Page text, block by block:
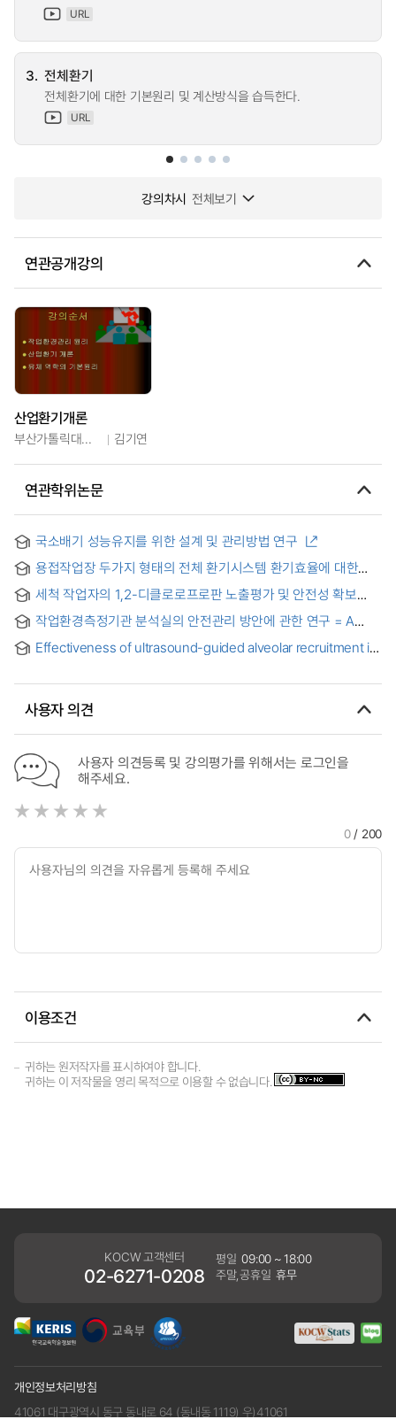
URL
3. 전체환기
전체환기에 대한 기본원리 및 계산방식을 습득한다.
URL
강의차시 전체보기
연관공개강의
산업환기개론
부산가톨릭대학교 김기연
연관학위논문
국소배기 성능유지를 위한 설계 및 관리방법 연구
용접작업장 두가지 형태의 전체 환기시스템 환기효율에 대한
세척 작업자의 1,2-디클로로프로판 노출평가 및 안전성 확보
dichloropropane for cleaning workers
작업환경측정기관 분석실의 안전관리 방안에 관한 연구 = A
environment measurement organization analytical
Effectiveness of ultrasound-guided alveolar recruitment in
사용자 의견
사용자 의견등록 및 강의평가를 위해서는 로그인을
해주세요.
0/ 200
이용조건
귀하는 원저작자를 표시하여야 합니다.
귀하는 이 저작물을 영리 목적으로 이용할 수 없습니다.
KOCW 고객센터
02-6271-0208
평일 09:00 ~ 18:00
주말,공휴일 휴무
개인정보처리방침
41061 대구광역시 동구 동내로 64 (동내동 1119) 우)41061